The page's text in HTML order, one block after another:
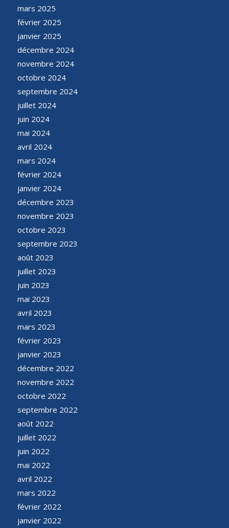
mars 2025
février 2025
janvier 2025
décembre 2024
novembre 2024
octobre 2024
septembre 2024
juillet 2024
juin 2024
mai 2024
avril 2024
mars 2024
février 2024
janvier 2024
décembre 2023
novembre 2023
octobre 2023
septembre 2023
août 2023
juillet 2023
juin 2023
mai 2023
avril 2023
mars 2023
février 2023
janvier 2023
décembre 2022
novembre 2022
octobre 2022
septembre 2022
août 2022
juillet 2022
juin 2022
mai 2022
avril 2022
mars 2022
février 2022
janvier 2022